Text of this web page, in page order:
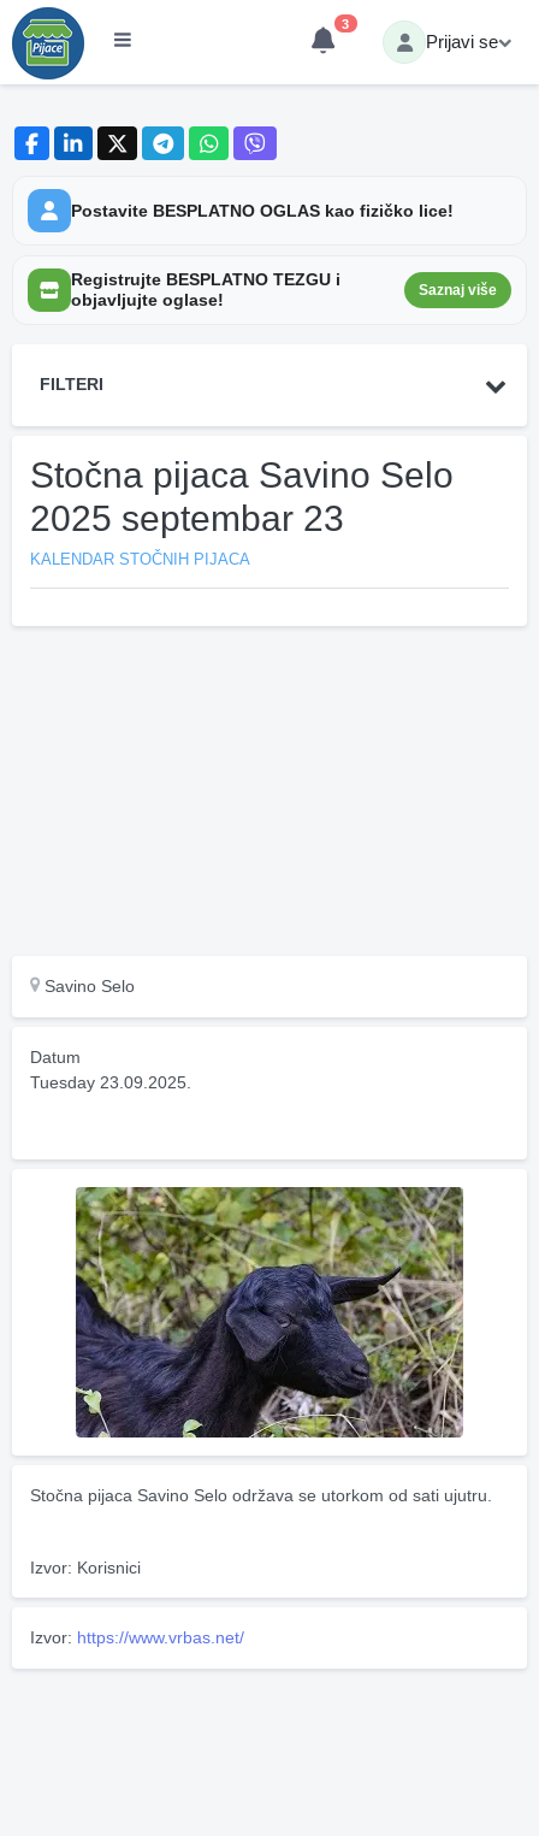
3
Prijavi se
Postavite BESPLATNO OGLAS kao fizičko lice!
Registrujte BESPLATNO TEZGU i
objavljujte oglase!
Saznaj više
FILTERI
Stočna pijaca Savino Selo
2025 septembar 23
KALENDAR STOČNIH PIJACA
Savino Selo
Datum
Tuesday 23.09.2025.
Stočna pijaca Savino Selo održava se utorkom od sati ujutru.
Izvor: Korisnici
Izvor: https://www.vrbas.net/